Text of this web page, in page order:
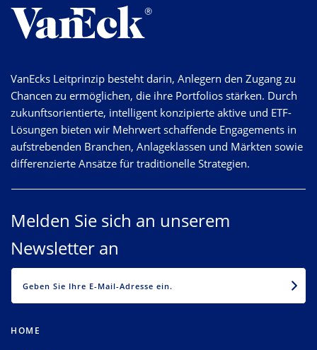
VanEcks Leitprinzip besteht darin, Anlegern den Zugang zu
Chancen zu ermöglichen, die ihre Portfolios stärken. Durch
zukunftsorientierte, intelligent konzipierte aktive und ETF-
Lösungen bieten wir Mehrwert schaffende Engagements in
aufstrebenden Branchen, Anlageklassen und Märkten sowie
differenzierte Ansätze für traditionelle Strategien.
Melden Sie sich an unserem
Newsletter an
HOME